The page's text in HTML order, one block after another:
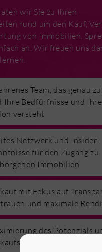
wir Sie zu Ihren
rund um den Kauf,
von Immobilien.
an. Wir freuen uns
Team, das genau
Ihre Bedfürfnisse und Ihre
versteht
Netzwerk und Insider-
für den Zugang zu
Immobilien
mit Fokus auf
und maximale
des Potenzials
Ihrer Immobilie